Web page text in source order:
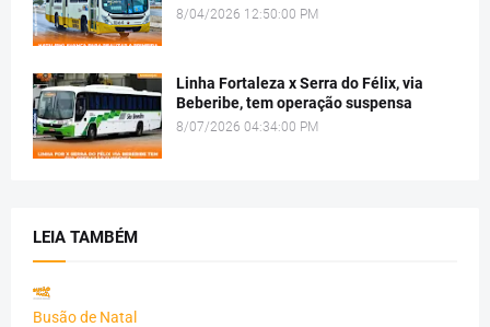
8/04/2026 12:50:00 PM
Linha Fortaleza x Serra do Félix, via
Beberibe, tem operação suspensa
8/07/2026 04:34:00 PM
LEIA TAMBÉM
Busão de Natal